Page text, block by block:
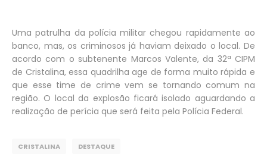
Uma patrulha da polícia militar chegou rapidamente ao
banco, mas, os criminosos já haviam deixado o local. De
acordo com o subtenente Marcos Valente, da 32ª CIPM
de Cristalina, essa quadrilha age de forma muito rápida e
que esse time de crime vem se tornando comum na
região. O local da explosão ficará isolado aguardando a
realização de perícia que será feita pela Polícia Federal.
CRISTALINA DESTAQUE